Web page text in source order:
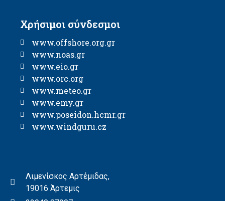
Χρήσιμοι σύνδεσμοι
www.offshore.org.gr
www.noas.gr
www.eio.gr
www.orc.org
www.meteo.gr
www.emy.gr
www.poseidon.hcmr.gr
www.windguru.cz
Λιμενίσκος Αρτέμιδας,
19016 Άρτεμις